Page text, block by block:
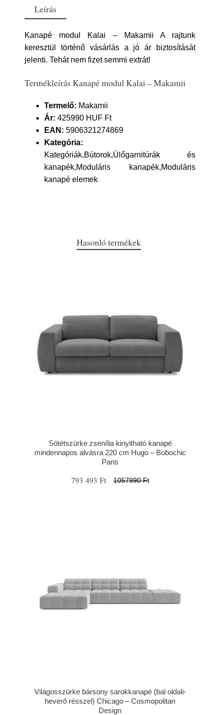
Leírás
Kanapé modul Kalai – Makamii A rajtunk
keresztül történő vásárlás a jó ár biztosítását
jelenti. Tehát nem fizet semmi extrát!
Termékleírás Kanapé modul Kalai – Makamii
Termelő: Makamii
Ár: 425990 HUF Ft
EAN: 5906321274869
Kategória:
Kategóriák,Bútorok,Ülőgarnitúrák és
kanapék,Moduláris kanapék,Moduláris
kanapé elemek
Hasonló termékek
Sötétszürke zsenília kinyitható kanapé
mindennapos alvásra 220 cm Hugo – Bobochic
Paris
793 493 Ft 1057990 Ft
Világosszürke bársony sarokkanapé (bal oldali-
heverő résszel) Chicago – Cosmopolitan
Design